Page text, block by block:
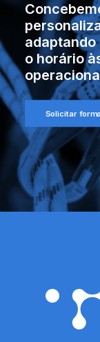
o horário
Solicitar